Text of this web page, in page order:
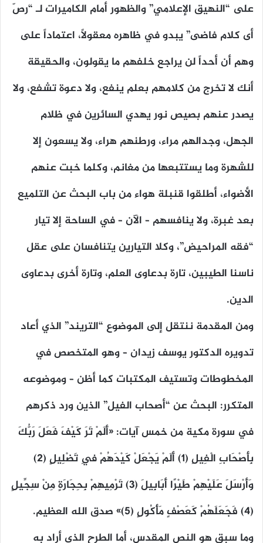
على “النهيق الإعلامي” والظهور أمام الكاميرات لـ “رصّ
أى كلام فاضى” يبدو في ظاهره معقولاً، اعتماداً على
وهمِ أن أحداً لن يراجع خلفهم ما يقولون، والحقيقة
أنك لا تخرج من كلامهم بعلم ينفع، ولا دعوة تشفع، ولا
يصدر عنهم بصيص نور يهدي السائرين في ظلام
الجهل، وجدالهم مراء، ورطنهم هراء، ولا يسعون إلا
للشهرة وما يستتبعها من مغانم، وكلما خبت عنهم
الأضواء، أطلقوا قنبلة هواء من باب البحث عن التلميع
بعد غبرة، ولا ينافسهم – الآن – في الساحة إلا تيار
“فقه المراحيض”، وكلا التيارين يتنافسان على عقل
ناسنا الطيبين، تارة بدعاوى العلم، وتارة أخرى بدعاوى
الدين.
ومن المقدمة ننتقل إلى الموضوع “التريند” الذي أعاد
تدويره الدكتور يوسف زيدان – وهو المتخصص في
المخطوطات وتستيف المكتبات كما أظن – وموضوعه
المتكرر: البحث عن “أصحاب الفيل” الذين ورد ذكرهم
في سورة مكية من خمس آيات: «أَلَمْ تَرَ كَيْفَ فَعَلَ رَبُّكَ
بِأَصْحَابِ الْفِيلِ (1) أَلَمْ يَجْعَلْ كَيْدَهُمْ فِي تَضْلِيلٍ (2)
وَأَرْسَلَ عَلَيْهِمْ طَيْرًا أَبَابِيلَ (3) تَرْمِيهِمْ بِحِجَارَةٍ مِنْ سِجِّيلٍ
(4) فَجَعَلَهُمْ كَعَصْفٍ مَأْكُولٍ (5)» صدق الله العظيم.
وما سبق هو النص المقدس، أما الطرح الذي أراد به